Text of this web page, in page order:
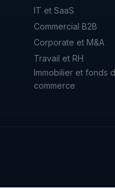
IT et SaaS
Commercial B2B
Corporate et M&A
Travail et RH
Immobilier et fonds
commerce